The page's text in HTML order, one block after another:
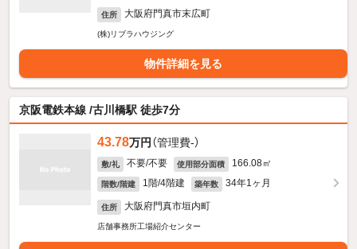
住所 大阪府門真市末広町
(株)リブラハウジング
物件詳細を見る
京阪電鉄本線 /古川橋駅 徒歩7分
43.78万円 （管理費-）
敷/礼 不要/不要 使用部分面積 166.08㎡
階数/階建 1階/4階建 築年数 34年1ヶ月
住所 大阪府門真市垣内町
店舗事務所工場紹介センター